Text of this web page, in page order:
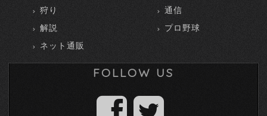
狩り
通信
解説
プロ野球
ネット通販
FOLLOW US